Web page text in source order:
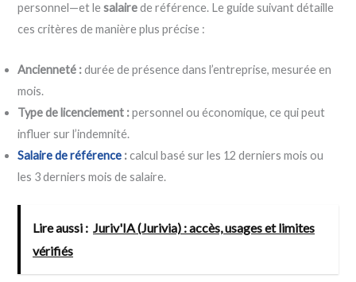
personnel—et lesalairede référence. Le guide suivant détaille
ces critères de manière plus précise :
Ancienneté :durée de présence dans l’entreprise, mesurée en
mois.
Type de licenciement :personnel ou économique, ce qui peut
influer sur l’indemnité.
Salaire de référence :calcul basé sur les 12 derniers mois ou
les 3 derniers mois de salaire.
Lire aussi : Juriv'IA (Jurivia) : accès, usages et limites
vérifiés